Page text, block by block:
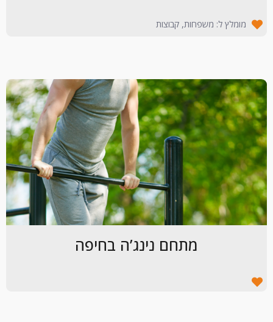
מומלץ ל: משפחות, קבוצות
מתחם נינג’ה בחיפה